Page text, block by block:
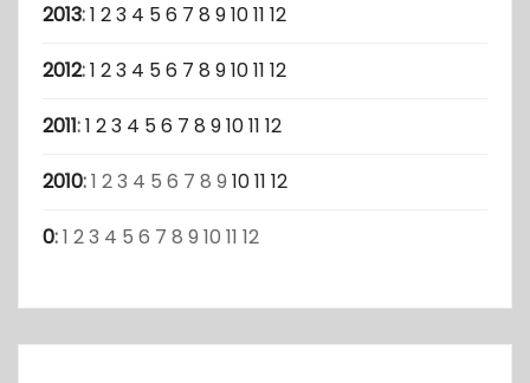
2013:1 23 4 56 7 8 91011 12
2012:1 23 4 56 7 8 91011 12
2011:1 23 4 56 7 8 91011 12
2010:1 23 4 5 6 7 8 9 1011 12
0:1 23 4 5 6 7 8 9 10 11 12